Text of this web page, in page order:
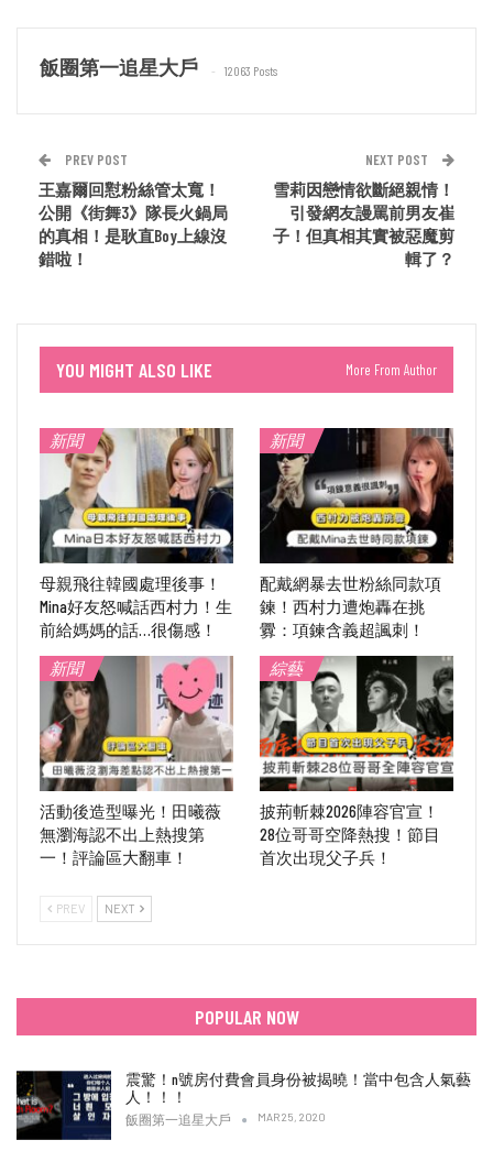
飯圈第一追星大戶 12063 Posts
PREV POST
王嘉爾回懟粉絲管太寬！
公開《街舞3》隊長火鍋局
的真相！是耿直Boy上線沒
錯啦！
NEXT POST
雪莉因戀情欲斷絕親情！
引發網友謾罵前男友崔
子！但真相其實被惡魔剪
輯了？
YOU MIGHT ALSO LIKE More From Author
新聞
母親飛往韓國處理後事！
Mina好友怒喊話西村力！生
前給媽媽的話…很傷感！
新聞
配戴網暴去世粉絲同款項
鍊！西村力遭炮轟在挑
釁：項鍊含義超諷刺！
新聞
活動後造型曝光！田曦薇
無瀏海認不出上熱搜第
一！評論區大翻車！
綜藝
披荊斬棘2026陣容官宣！
28位哥哥空降熱搜！節目
首次出現父子兵！
PREV NEXT
POPULAR NOW
震驚！n號房付費會員身份被揭曉！當中包含人氣藝
人！！！
飯圈第一追星大戶 MAR 25, 2020